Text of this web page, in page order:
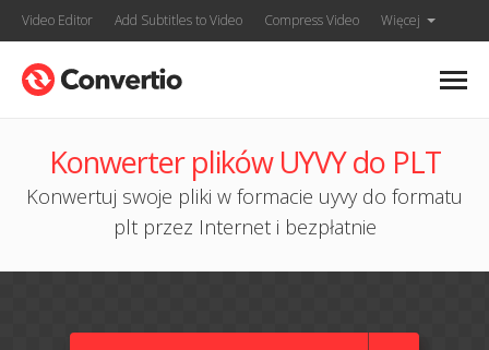
Video Editor Add Subtitles to Video Compress Video Więcej
Konwerter plików UYVY do PLT
Konwertuj swoje pliki w formacie uyvy do formatu
plt przez Internet i bezpłatnie